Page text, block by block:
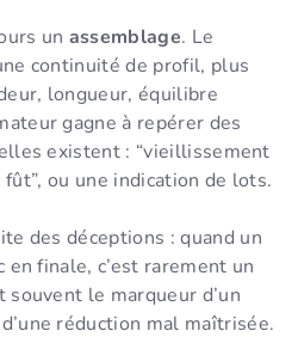
un assemblage. Le
continuité de profil, plus
longueur, équilibre
gagne à repérer des
existent : “vieillissement
fût”, ou une indication de lots.
des déceptions : quand un
finale, c’est rarement un
souvent le marqueur d’un
réduction mal maîtrisée.